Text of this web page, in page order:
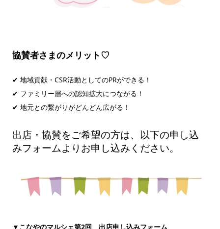
協賛者さまのメリット♡
✔ 地域貢献・CSR活動としてのPRができる！
✔ ファミリー層への認知拡大につながる！
✔ 地元との繋がりがどんどん広がる！
出店・協賛をご希望の方は、以下の申し込
みフォームよりお申し込みください。
▼こなやのマルシェ第2回 出店申し込みフォーム